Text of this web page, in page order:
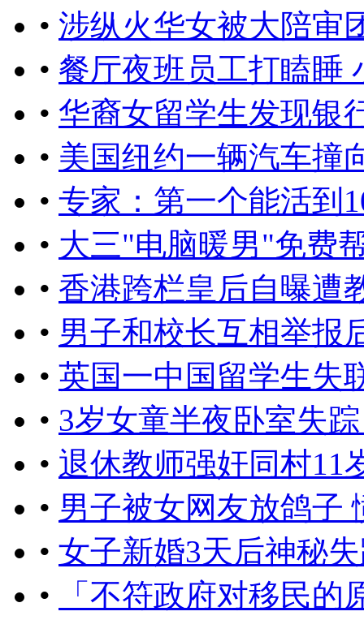
• 涉纵火华女被大陪审
• 餐厅夜班员工打瞌睡
• 华裔女留学生发现银
• 美国纽约一辆汽车撞
• 专家：第一个能活到
• 大三"电脑暖男"免费
• 香港跨栏皇后自曝遭
• 男子和校长互相举报
• 英国一中国留学生失
• 3岁女童半夜卧室失
• 退休教师强奸同村11
• 男子被女网友放鸽子
• 女子新婚3天后神秘
•
「不符政府对移民